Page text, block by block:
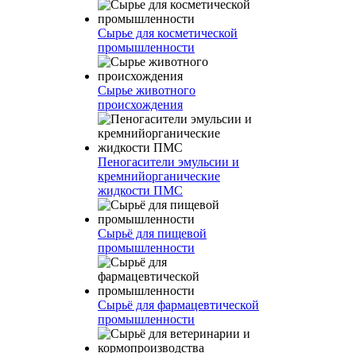
Сырье для косметической
промышленности
Сырье животного
происхождения
Пеногасители эмульсии и
кремнийорганические
жидкости ПМС
Сырьё для пищевой
промышленности
Сырьё для фармацевтической
промышленности